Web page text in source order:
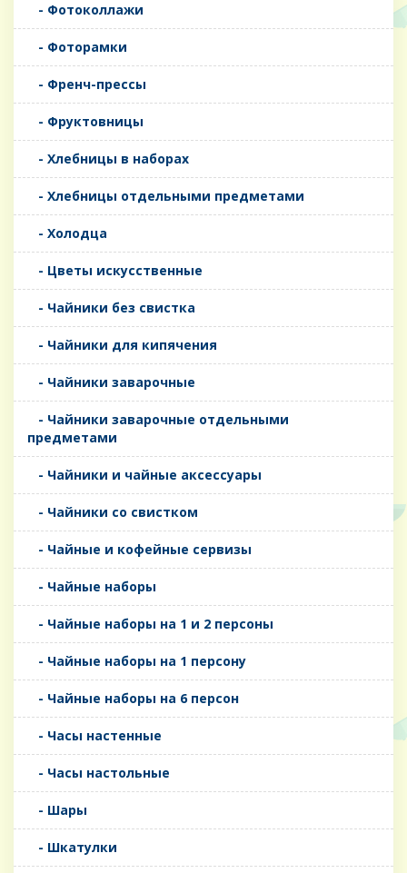
- Фотоколлажи
- Фоторамки
- Френч-прессы
- Фруктовницы
- Хлебницы в наборах
- Хлебницы отдельными предметами
- Холодца
- Цветы искусственные
- Чайники без свистка
- Чайники для кипячения
- Чайники заварочные
- Чайники заварочные отдельными
предметами
- Чайники и чайные аксессуары
- Чайники со свистком
- Чайные и кофейные сервизы
- Чайные наборы
- Чайные наборы на 1 и 2 персоны
- Чайные наборы на 1 персону
- Чайные наборы на 6 персон
- Часы настенные
- Часы настольные
- Шары
- Шкатулки